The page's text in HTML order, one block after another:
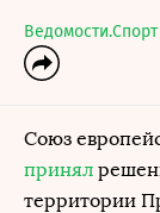
Ведомости.Спорт
Союз
принял
территории